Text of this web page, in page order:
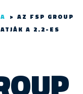
> AZ FSP GROUP
A 2.2-ES